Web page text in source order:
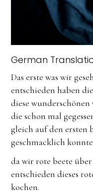
German
Das erste was wir
entschieden haben
diese
die schon mal
gleich auf den ersten
geschmacklich
da wir rote beete
entschieden dieses
kochen.